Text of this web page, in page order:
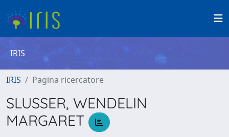
IRIS
IRIS Pagina ricercatore
SLUSSER, WENDELIN
MARGARET